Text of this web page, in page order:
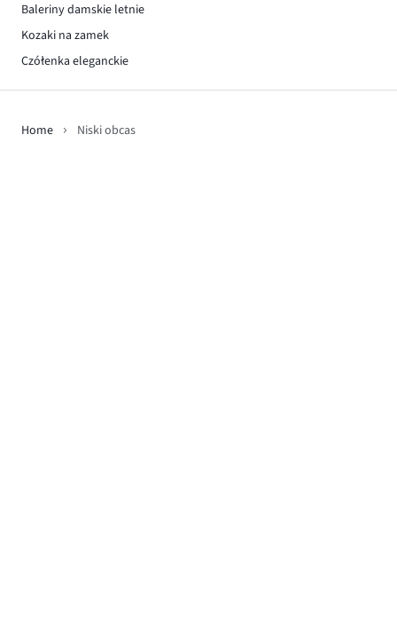
Baleriny damskie letnie
Kozaki na zamek
Czółenka eleganckie
Home Niski obcas